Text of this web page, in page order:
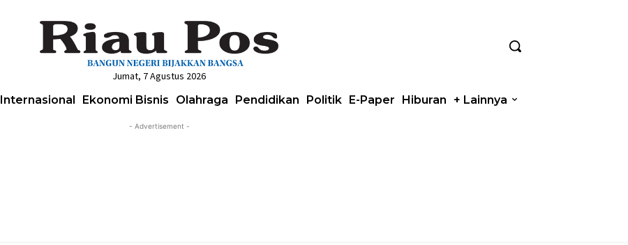
Jumat, 7 Agustus 2026
Internasional Ekonomi Bisnis Olahraga Pendidikan Politik E-Paper Hiburan + Lainnya
- Advertisement -